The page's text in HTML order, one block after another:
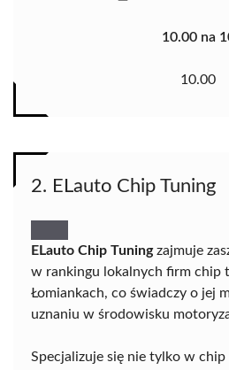
10.00 na
10.00
2. ELauto Chip Tuning
ELauto Chip Tuningzajmuje
w rankingu lokalnych firm chip
Łomiankach, co świadczy o jej
uznaniu w środowisku
Specjalizuje się nie tylko w